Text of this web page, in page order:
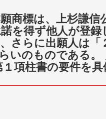
商標は、上杉謙
を得ず他人が登録
さらに出願人は「
いのものである。
項柱書の要件を